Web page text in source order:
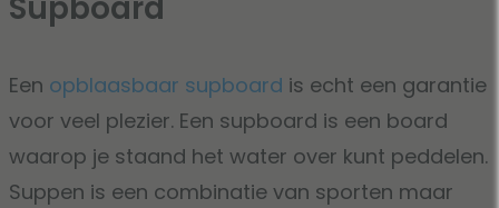
Supboard
Een opblaasbaar supboard is echt een garantie
voor veel plezier. Een supboard is een board
waarop je staand het water over kunt peddelen.
Suppen is een combinatie van sporten maar